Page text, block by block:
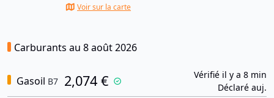
Voir sur la carte
Carburants au 8 août 2026
Gasoil B7 2,074 €
Vérifié il y a 8 min
Déclaré auj.